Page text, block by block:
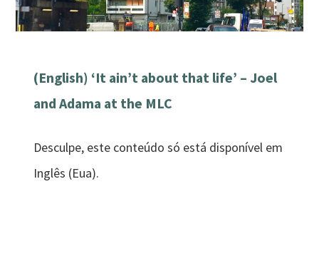
(English) ‘It ain’t about that life’ – Joel
and Adama at the MLC
Desculpe, este conteúdo só está disponível em
Inglês (Eua).